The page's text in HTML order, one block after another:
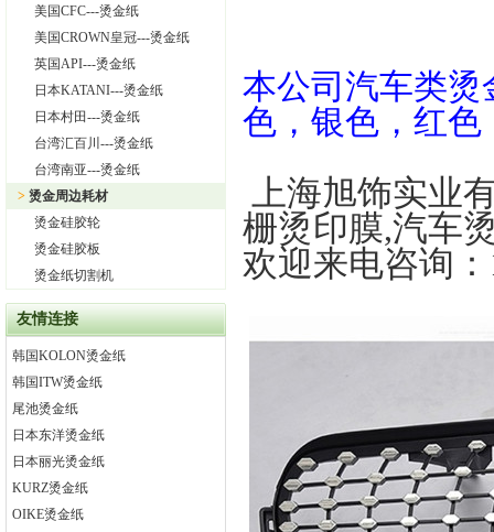
美国CFC---烫金纸
美国CROWN皇冠---烫金纸
英国API---烫金纸
日本KATANI---烫金纸
日本村田---烫金纸
台湾汇百川---烫金纸
台湾南亚---烫金纸
> 烫金周边耗材
烫金硅胶轮
烫金硅胶板
烫金纸切割机
友情连接
韩国KOLON烫金纸
韩国ITW烫金纸
尾池烫金纸
日本东洋烫金纸
日本丽光烫金纸
KURZ烫金纸
OIKE烫金纸
本公司汽车类
色，银色，红
上海旭饰实业
栅烫印膜,汽车
欢迎来电咨询：